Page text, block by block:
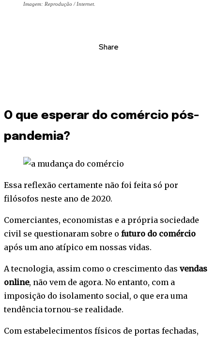
Imagem: Reprodução / Internet.
Share
O que esperar do comércio pós-
pandemia?
Essa reflexão certamente não foi feita só por
filósofos neste ano de 2020.
Comerciantes, economistas e a própria sociedade
civil se questionaram sobre o futuro do comércio
após um ano atípico em nossas vidas.
A tecnologia, assim como o crescimento das vendas
online, não vem de agora. No entanto, com a
imposição do isolamento social, o que era uma
tendência tornou-se realidade.
Com estabelecimentos físicos de portas fechadas,